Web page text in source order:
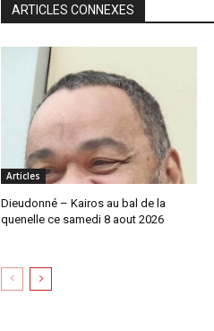
ARTICLES CONNEXES
Articles
Dieudonné – Kairos au bal de la
quenelle ce samedi 8 aout 2026